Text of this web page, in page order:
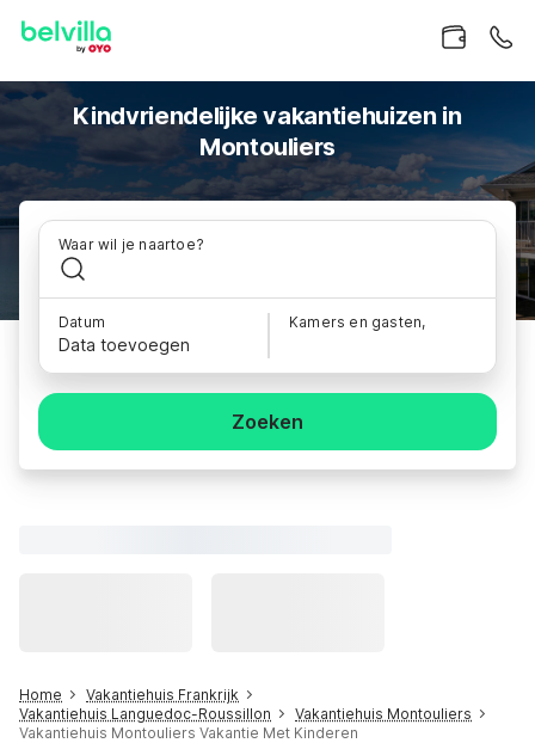
Kindvriendelijke vakantiehuizen in
Montouliers
Waar wil je naartoe?
Datum
Data toevoegen
Kamers en gasten,
Zoeken
Home
Vakantiehuis Frankrijk
Vakantiehuis Languedoc-Roussillon
Vakantiehuis Montouliers
Vakantiehuis Montouliers Vakantie Met Kinderen